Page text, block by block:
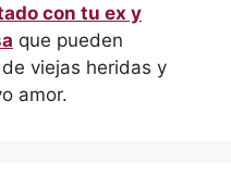
con tu ex y
que pueden
viejas heridas y
amor.